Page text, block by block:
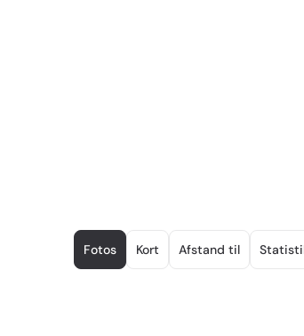
1
of
Fotos Kort Afstand til